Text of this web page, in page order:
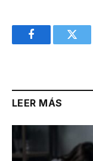
Facebook
LEER MÁS